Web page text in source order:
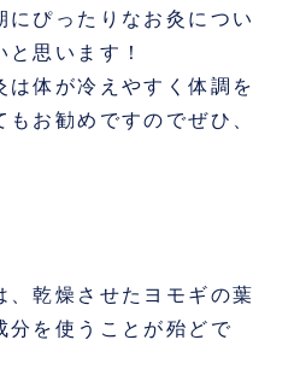
にぴったりなお灸につい
思います！
は体が冷えやすく体調を
お勧めですのでぜひ、
、乾燥させたヨモギの葉
分を使うことが殆どで